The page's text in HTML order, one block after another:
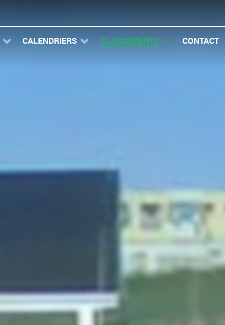
CALENDRIERS CLASSEMENTS CONTACT